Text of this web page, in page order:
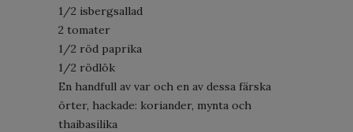
1/2 isbergsallad
2 tomater
1/2 röd paprika
1/2 rödlök
En handfull av var och en av dessa färska
örter, hackade: koriander, mynta och
thaibasilika